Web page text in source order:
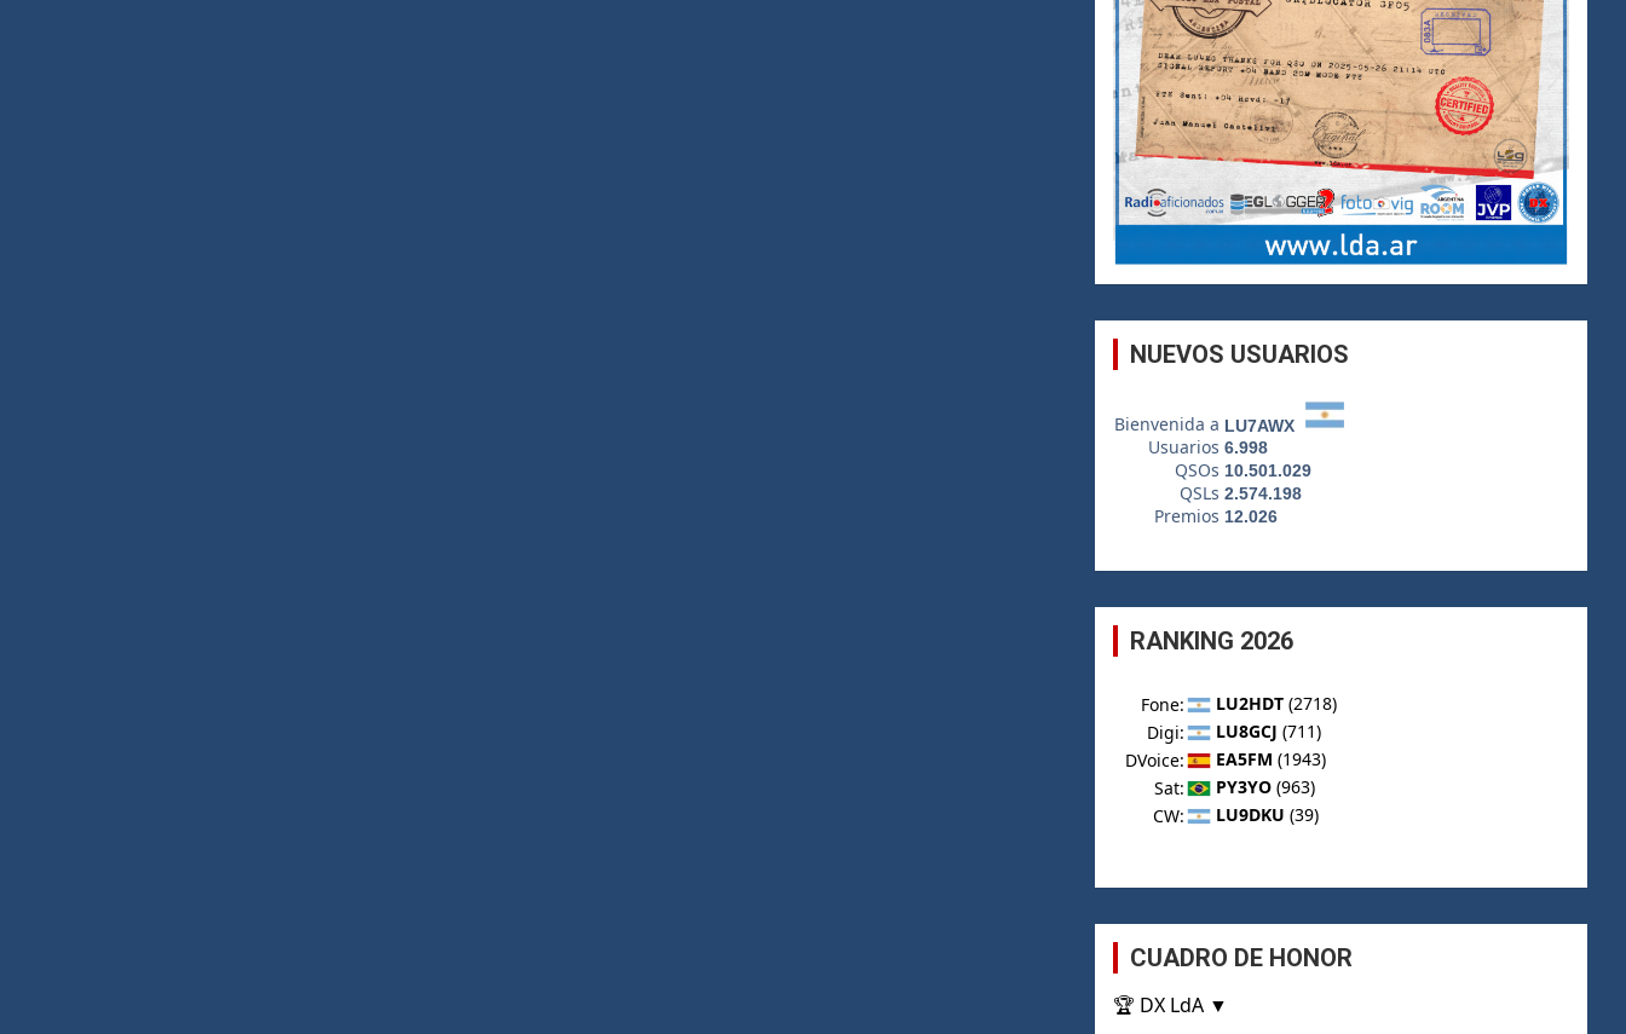
NUEVOS USUARIOS
RANKING 2026
CUADRO DE HONOR